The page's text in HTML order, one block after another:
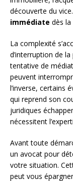
découverte du
immédiate dès la
La complexité
d’interruption de
tentative de
peuvent
l’inverse, certains
qui reprend son
juridiques
nécessitent
Avant toute
un avocat pour
votre situation.
peut vous